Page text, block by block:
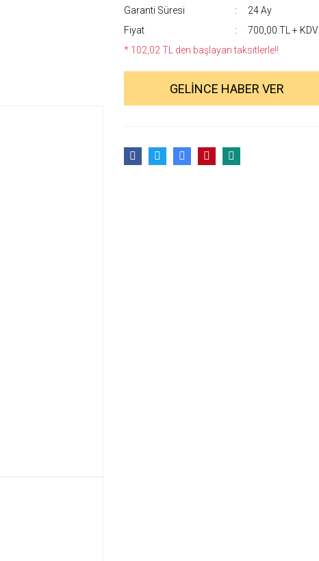
Garanti Süresi
24 Ay
Fiyat
700,00 TL + KDV
* 102,02 TL den başlayan taksitlerle!!
GELİNCE HABER VER